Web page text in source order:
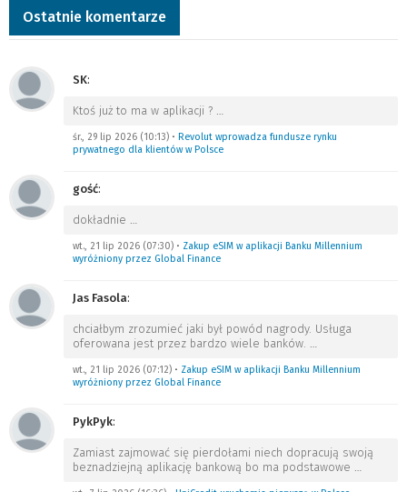
Ostatnie komentarze
SK:
Ktoś już to ma w aplikacji ?
śr., 29 lip 2026 (10:13) • Revolut wprowadza fundusze rynku
prywatnego dla klientów w Polsce
gość:
dokładnie
wt., 21 lip 2026 (07:30) • Zakup eSIM w aplikacji Banku Millennium
wyróżniony przez Global Finance
Jas Fasola:
chciałbym zrozumieć jaki był powód nagrody. Usługa
oferowana jest przez bardzo wiele banków.
wt., 21 lip 2026 (07:12) • Zakup eSIM w aplikacji Banku Millennium
wyróżniony przez Global Finance
PykPyk:
Zamiast zajmować się pierdołami niech dopracują swoją
beznadziejną aplikację bankową bo ma podstawowe